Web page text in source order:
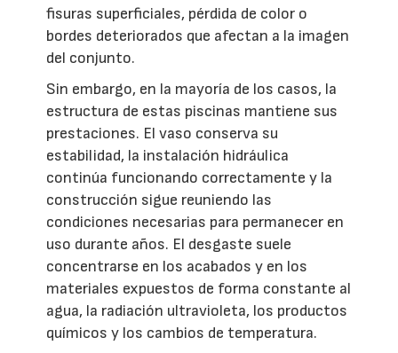
fisuras superficiales, pérdida de color o
bordes deteriorados que afectan a la imagen
del conjunto.
Sin embargo, en la mayoría de los casos, la
estructura de estas piscinas mantiene sus
prestaciones. El vaso conserva su
estabilidad, la instalación hidráulica
continúa funcionando correctamente y la
construcción sigue reuniendo las
condiciones necesarias para permanecer en
uso durante años. El desgaste suele
concentrarse en los acabados y en los
materiales expuestos de forma constante al
agua, la radiación ultravioleta, los productos
químicos y los cambios de temperatura.